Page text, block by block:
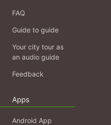
FAQ
Guide to guide
Your city tour as
an audio guide
Feedback
Apps
Android App